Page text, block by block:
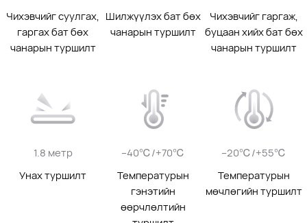
Чихэвчийг суулгах,
гаргах бат бөх
чанарын туршилт
Шилжүүлэх бат бөх
чанарын туршилт
Чихэвчийг гаргаж,
буцаан хийх бат бөх
чанарын туршилт
1.8 метр
Унах туршилт
–40℃/+70℃
Температурын
гэнэтийн
өөрчлөлтийн
–20℃/+55℃
Температурын
мөчлөгийн туршилт